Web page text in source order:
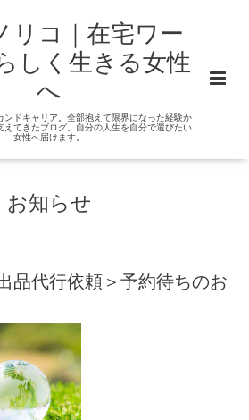
リコ｜在宅ワー
しく生きる女性
へ
ンドキャリア。全部抱えて限界になった経験か
えてきたブログ。自分の人生を自分で選びたい
女性へ届けます。
お知らせ
品代行依頼＞予約待ちのお